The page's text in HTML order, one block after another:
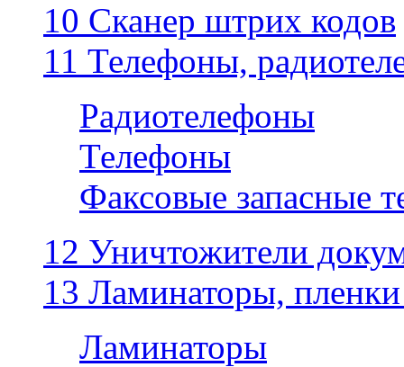
10 Сканер штрих кодов
11 Телефоны,
Радиотелефоны
Телефоны
Факсовые запасные
12 Уничтожители
13 Ламинаторы,
Ламинаторы